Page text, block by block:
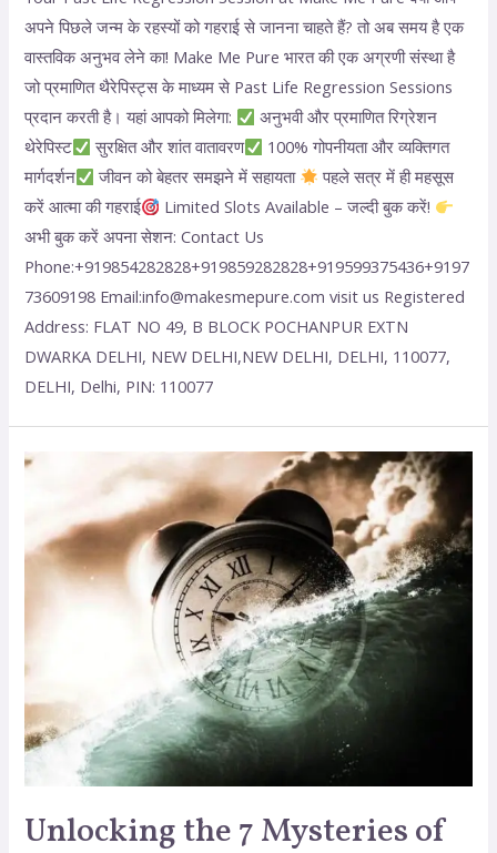
अपने पिछले जन्म के रहस्यों को गहराई से जानना चाहते हैं? तो अब समय है एक
वास्तविक अनुभव लेने का! Make Me Pure भारत की एक अग्रणी संस्था है
जो प्रमाणित थैरेपिस्ट्स के माध्यम से Past Life Regression Sessions
प्रदान करती है। यहां आपको मिलेगा:
अनुभवी और प्रमाणित रिग्रेशन
थेरेपिस्ट
सुरक्षित और शांत वातावरण
100% गोपनीयता और व्यक्तिगत
मार्गदर्शन
जीवन को बेहतर समझने में सहायता
पहले सत्र में ही महसूस
करें आत्मा की गहराई
Limited Slots Available – जल्दी बुक करें!
अभी बुक करें अपना सेशन: Contact Us
Phone:+919854282828+919859282828+919599375436+9197
73609198 Email:info@makesmepure.com visit us Registered
Address: FLAT NO 49, B BLOCK POCHANPUR EXTN
DWARKA DELHI, NEW DELHI,NEW DELHI, DELHI, 110077,
DELHI, Delhi, PIN: 110077
Unlocking the 7 Mysteries of